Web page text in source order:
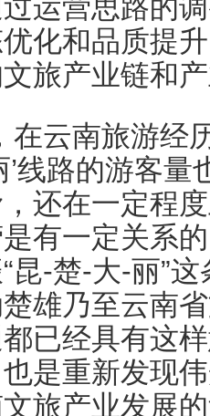
运营思路的
化和品质提
旅产业链和
云南旅游经
’线路的游客
还在一定程
有一定关系
昆-楚-大-丽”
雄乃至云南
已经具有这
是重新发现
旅产业发展